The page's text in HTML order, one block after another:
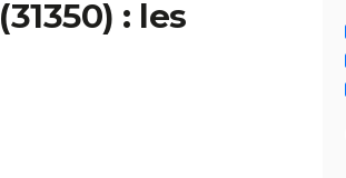
(31350) : les